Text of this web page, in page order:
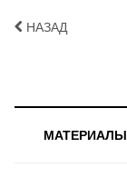
НАЗАД